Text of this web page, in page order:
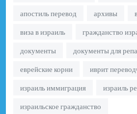
апостиль перевод архивы
виза в израиль гражданство
документы документы для
еврейские корни иврит
израиль иммиграция израиль
израильское гражданство